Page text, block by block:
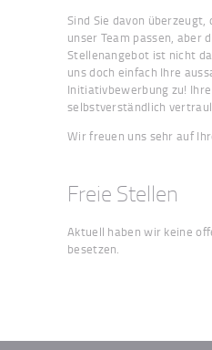
Sind Sie davon überzeugt,
unser Team passen, aber
Stellenangebot ist nicht
uns doch einfach Ihre
Initiativbewerbung zu!
selbstverständlich
Wir freuen uns sehr auf
Freie Stellen
Aktuell haben wir keine
besetzen.